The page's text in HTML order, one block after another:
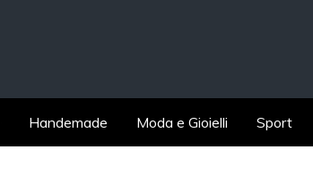
Handemade Moda e Gioielli Sport